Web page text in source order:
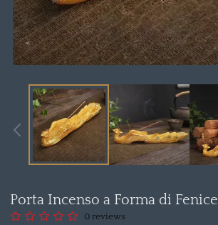
media
modal
Porta Incenso a Forma di Fenice
0 reviews